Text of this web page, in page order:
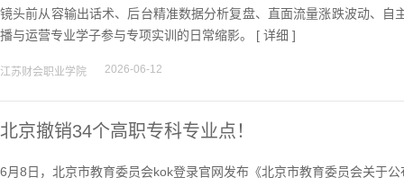
镜头前从容输出话术、后台精准数据分析复盘、直面流量涨跌波动、
播与运营专业学子参与专项实训的日常缩影。 [ 详细 ]
江苏财会职业学院 2026-06-12
北京撤销34个高职专科专业点！
6月8日，北京市教育委员会kok登录官网发布《北京市教育委员会关于